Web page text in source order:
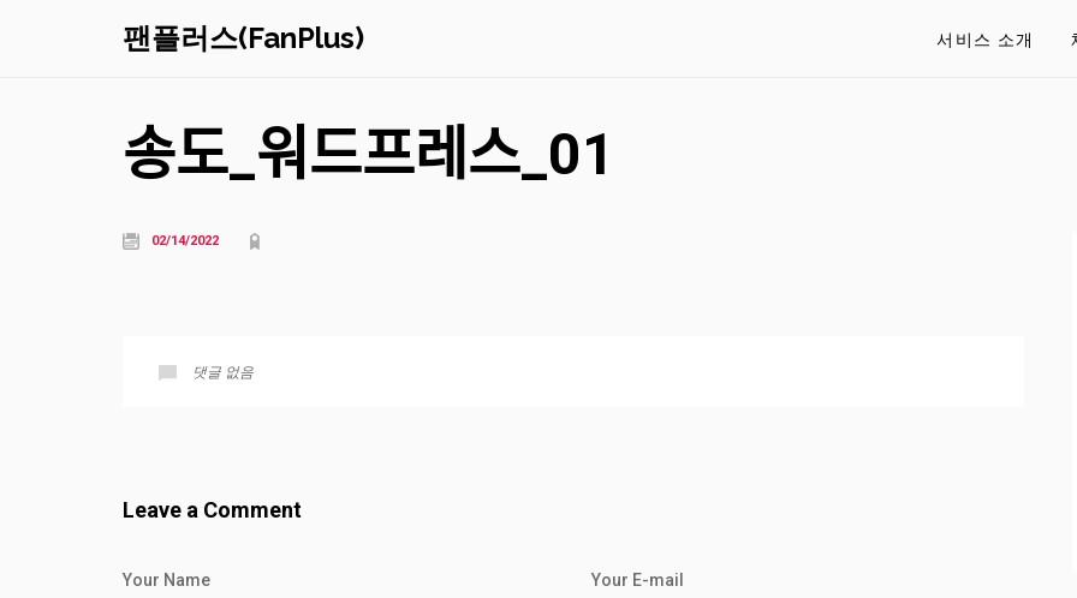
팬플러스(FanPlus) 서비스 소개
송도_워드프레스_01
02/14/2022
댓글 없음
Leave a Comment
Your Name Your E-mail